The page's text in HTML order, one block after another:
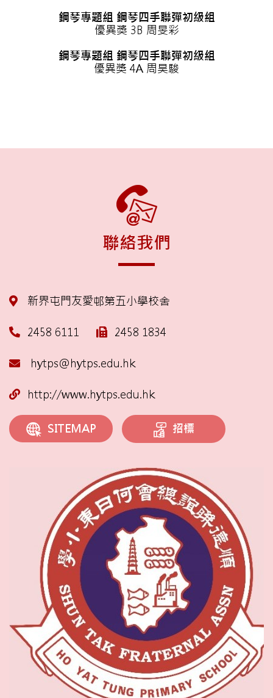
鋼琴專題組 鋼琴四手聯彈初級組
優異獎 3B 周旻彩
鋼琴專題組 鋼琴四手聯彈初級組
優異獎 4A 周昊駿
聯絡我們
新界屯門友愛邨第五小學校舍
2458 6111 2458 1834
hytps@hytps.edu.hk
http://www.hytps.edu.hk
SITEMAP 招標